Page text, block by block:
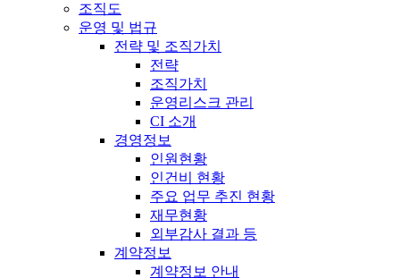
조직도
운영 및 법규
전략 및 조직가치
전략
조직가치
운영리스크 관리
CI 소개
경영정보
인원현황
인건비 현황
주요 업무 추진 현황
재무현황
외부감사 결과 등
계약정보
계약정보 안내